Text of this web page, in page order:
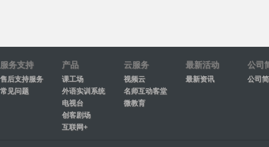
服务支持
售后支持服务
常见问题
产品
课工场
外语实训系统
电视台
创客剧场
互联网+
云服务
视频云
名师互动客堂
微教育
最新活动
最新资讯
公司
公司